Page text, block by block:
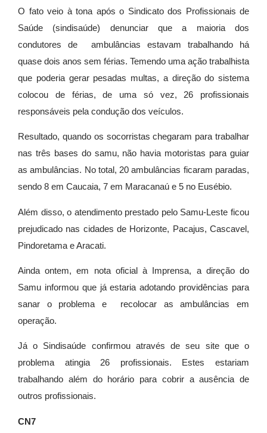
O fato veio à tona após o Sindicato dos Profissionais de
Saúde (sindisaúde) denunciar que a maioria dos
condutores de ambulâncias estavam trabalhando há
quase dois anos sem férias. Temendo uma ação trabalhista
que poderia gerar pesadas multas, a direção do sistema
colocou de férias, de uma só vez, 26 profissionais
responsáveis pela condução dos veículos.
Resultado, quando os socorristas chegaram para trabalhar
nas três bases do samu, não havia motoristas para guiar
as ambulâncias. No total, 20 ambulâncias ficaram paradas,
sendo 8 em Caucaia, 7 em Maracanaú e 5 no Eusébio.
Além disso, o atendimento prestado pelo Samu-Leste ficou
prejudicado nas cidades de Horizonte, Pacajus, Cascavel,
Pindoretama e Aracati.
Ainda ontem, em nota oficial à Imprensa, a direção do
Samu informou que já estaria adotando providências para
sanar o problema e recolocar as ambulâncias em
operação.
Já o Sindisaúde confirmou através de seu site que o
problema atingia 26 profissionais. Estes estariam
trabalhando além do horário para cobrir a ausência de
outros profissionais.
CN7